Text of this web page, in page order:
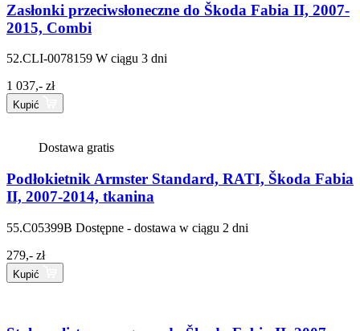
Zasłonki przeciwsłoneczne do Škoda Fabia II, 2007-
2015, Combi
52.CLI-0078159 W ciągu 3 dni
1 037,- zł
Kupić
Dostawa gratis
Podłokietnik Armster Standard, RATI, Škoda Fabia
II, 2007-2014, tkanina
55.C05399B Dostępne - dostawa w ciągu 2 dni
279,- zł
Kupić